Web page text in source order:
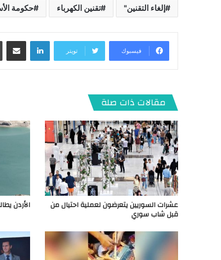
إلغاء التقنين" تقنين الكهرباء حكومة
فيسبوك تويتر
لينكدإن
مقالات ذات صلة
عشرات السوريين يتعرضون لعملية احتيال من
قبل شاب سوري
الأردن